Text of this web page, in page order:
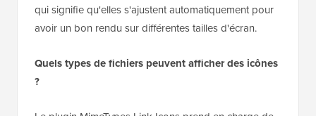
qui signifie qu'elles s'ajustent automatiquement pour
avoir un bon rendu sur différentes tailles d'écran.
Quels types de fichiers peuvent afficher des icônes
?